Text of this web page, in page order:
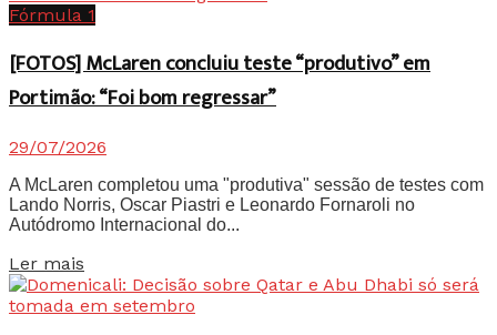
Fórmula 1
[FOTOS] McLaren concluiu teste “produtivo” em
Portimão: “Foi bom regressar”
29/07/2026
A McLaren completou uma "produtiva" sessão de testes com
Lando Norris, Oscar Piastri e Leonardo Fornaroli no
Autódromo Internacional do...
Ler mais